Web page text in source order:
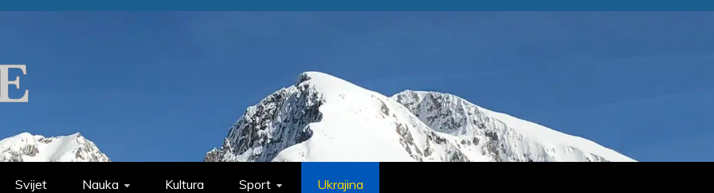
Svijet Nauka Kultura Sport Ukrajina